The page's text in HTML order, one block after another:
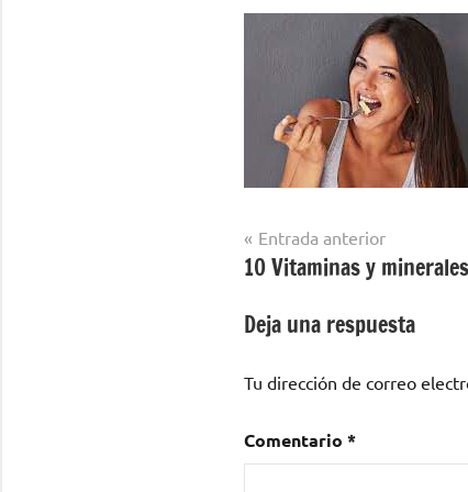
Navegación
de
entradas
Entrada anterior
10 Vitaminas y
Deja una respuesta
Tu dirección de correo
Comentario *